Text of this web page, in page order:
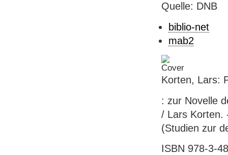
Quelle: DNB
biblio-net
mab2
Korten, Lars:
: zur Novelle
/ Lars Korten.
(Studien zur
ISBN 978-3-